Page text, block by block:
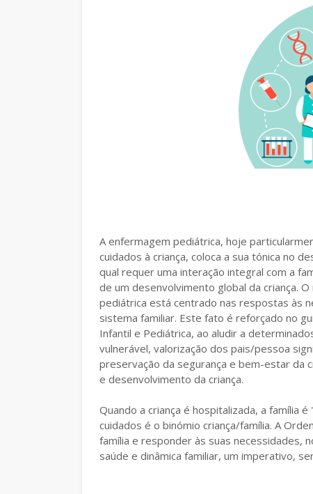
A enfermagem pediátrica, hoje
cuidados à criança, coloca a sua tónica no
qual requer uma interação integral com a
de um desenvolvimento global da criança.
pediátrica está centrado nas respostas às
sistema familiar. Este fato é reforçado no
Infantil e Pediátrica, ao aludir a
vulnerável, valorização dos pais/pessoa
preservação da segurança e bem-estar da
e desenvolvimento da criança.
Quando a criança é hospitalizada, a família
cuidados é o binómio criança/família. A
família e responder às suas necessidades,
saúde e dinâmica familiar, um imperativo,